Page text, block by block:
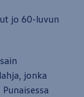
jo 60-luvun
jonka